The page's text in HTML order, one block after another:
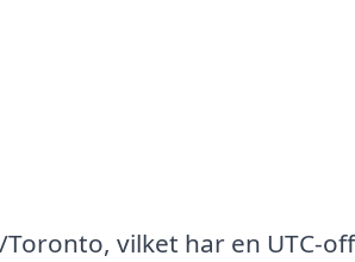
vilket har en UTC-